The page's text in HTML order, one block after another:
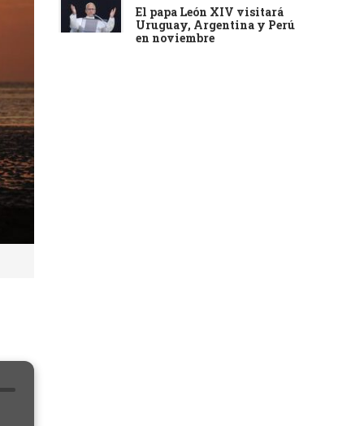
El papa León XIV visitará
Uruguay, Argentina y Perú
en noviembre